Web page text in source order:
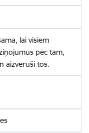
lai visiem
pēc tam,
aizvēruši tos.